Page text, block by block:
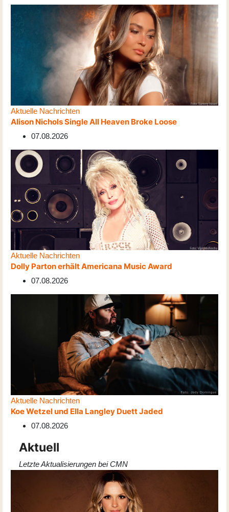
Aktuelle Nachrichten
Alison Nichols Single All Heaven Broke Loose
07.08.2026
Aktuelle Nachrichten
Dolly Parton erhält Americana Music Award
07.08.2026
Aktuelle Nachrichten
Koe Wetzel und Ella Langley Duett Jaded
07.08.2026
Aktuell
Letzte Aktualisierungen bei CMN